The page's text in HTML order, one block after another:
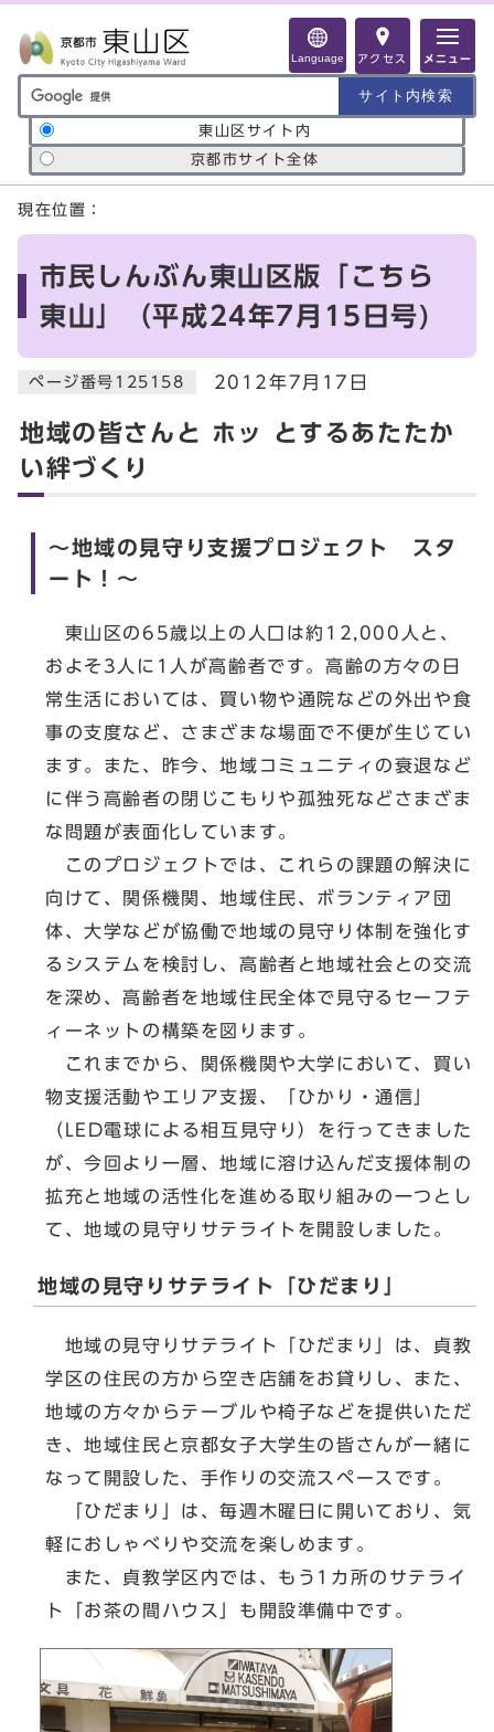
Language アクセス メニュー
サイト内検索の範囲
東山区サイト内
京都市サイト全体
ここから本文です
現在位置：
市民しんぶん東山区版「こちら
東山」（平成24年7月15日号)
ページ番号125158 2012年7月17日
地域の皆さんと ホッ とするあたたか
い絆づくり
～地域の見守り支援プロジェクト スタ
ート！～
東山区の65歳以上の人口は約12,000人と、
およそ3人に1人が高齢者です。高齢の方々の日
常生活においては、買い物や通院などの外出や食
事の支度など、さまざまな場面で不便が生じてい
ます。また、昨今、地域コミュニティの衰退など
に伴う高齢者の閉じこもりや孤独死などさまざま
な問題が表面化しています。
このプロジェクトでは、これらの課題の解決に
向けて、関係機関、地域住民、ボランティア団
体、大学などが協働で地域の見守り体制を強化す
るシステムを検討し、高齢者と地域社会との交流
を深め、高齢者を地域住民全体で見守るセーフテ
ィーネットの構築を図ります。
これまでから、関係機関や大学において、買い
物支援活動やエリア支援、「ひかり・通信」
（LED電球による相互見守り）を行ってきました
が、今回より一層、地域に溶け込んだ支援体制の
拡充と地域の活性化を進める取り組みの一つとし
て、地域の見守りサテライトを開設しました。
地域の見守りサテライト「ひだまり」
地域の見守りサテライト「ひだまり」は、貞教
学区の住民の方から空き店舗をお貸りし、また、
地域の方々からテーブルや椅子などを提供いただ
き、地域住民と京都女子大学生の皆さんが一緒に
なって開設した、手作りの交流スペースです。
「ひだまり」は、毎週木曜日に開いており、気
軽におしゃべりや交流を楽しめます。
また、貞教学区内では、もう1カ所のサテライ
ト「お茶の間ハウス」も開設準備中です。